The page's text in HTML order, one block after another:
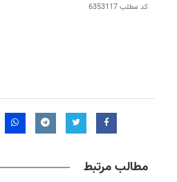
کد مطلب6353117
مطالب مرتبط